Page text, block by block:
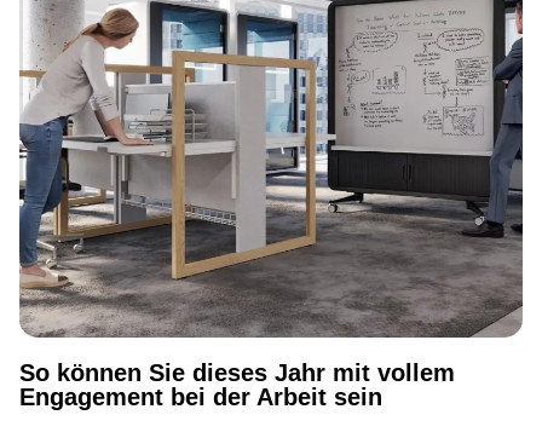
So können Sie dieses Jahr mit vollem
Engagement bei der Arbeit sein